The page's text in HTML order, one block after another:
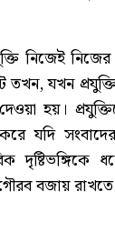
নিজেই
যখন
হয়।
যদি
দৃষ্টিভঙ্গিকে
বজায়